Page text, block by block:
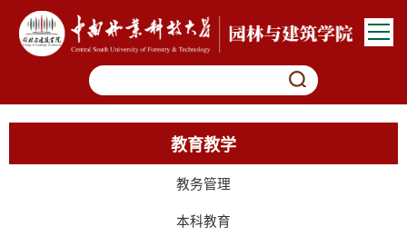
教育教学
教务管理
本科教育